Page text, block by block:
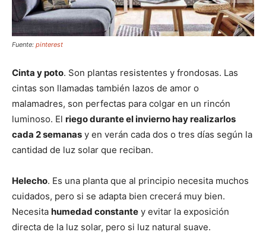
Fuente: pinterest
Cinta y poto. Son plantas resistentes y frondosas. Las
cintas son llamadas también lazos de amor o
malamadres, son perfectas para colgar en un rincón
luminoso. El riego durante el invierno hay realizarlos
cada 2 semanas y en verán cada dos o tres días según la
cantidad de luz solar que reciban.
Helecho. Es una planta que al principio necesita muchos
cuidados, pero si se adapta bien crecerá muy bien.
Necesita humedad constante y evitar la exposición
directa de la luz solar, pero si luz natural suave.